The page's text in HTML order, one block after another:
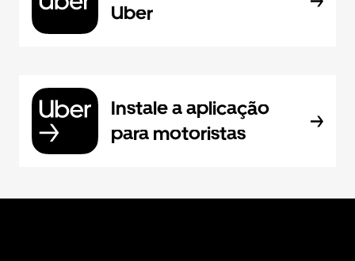
Uber
Instale a aplicação
para motoristas